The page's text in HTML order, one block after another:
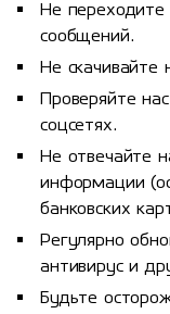
Не переходите
сообщений.
Не скачивайте
Проверяйте
соцсетях.
Не отвечайте
информации
банковских
Регулярно
антивирус и
Будьте